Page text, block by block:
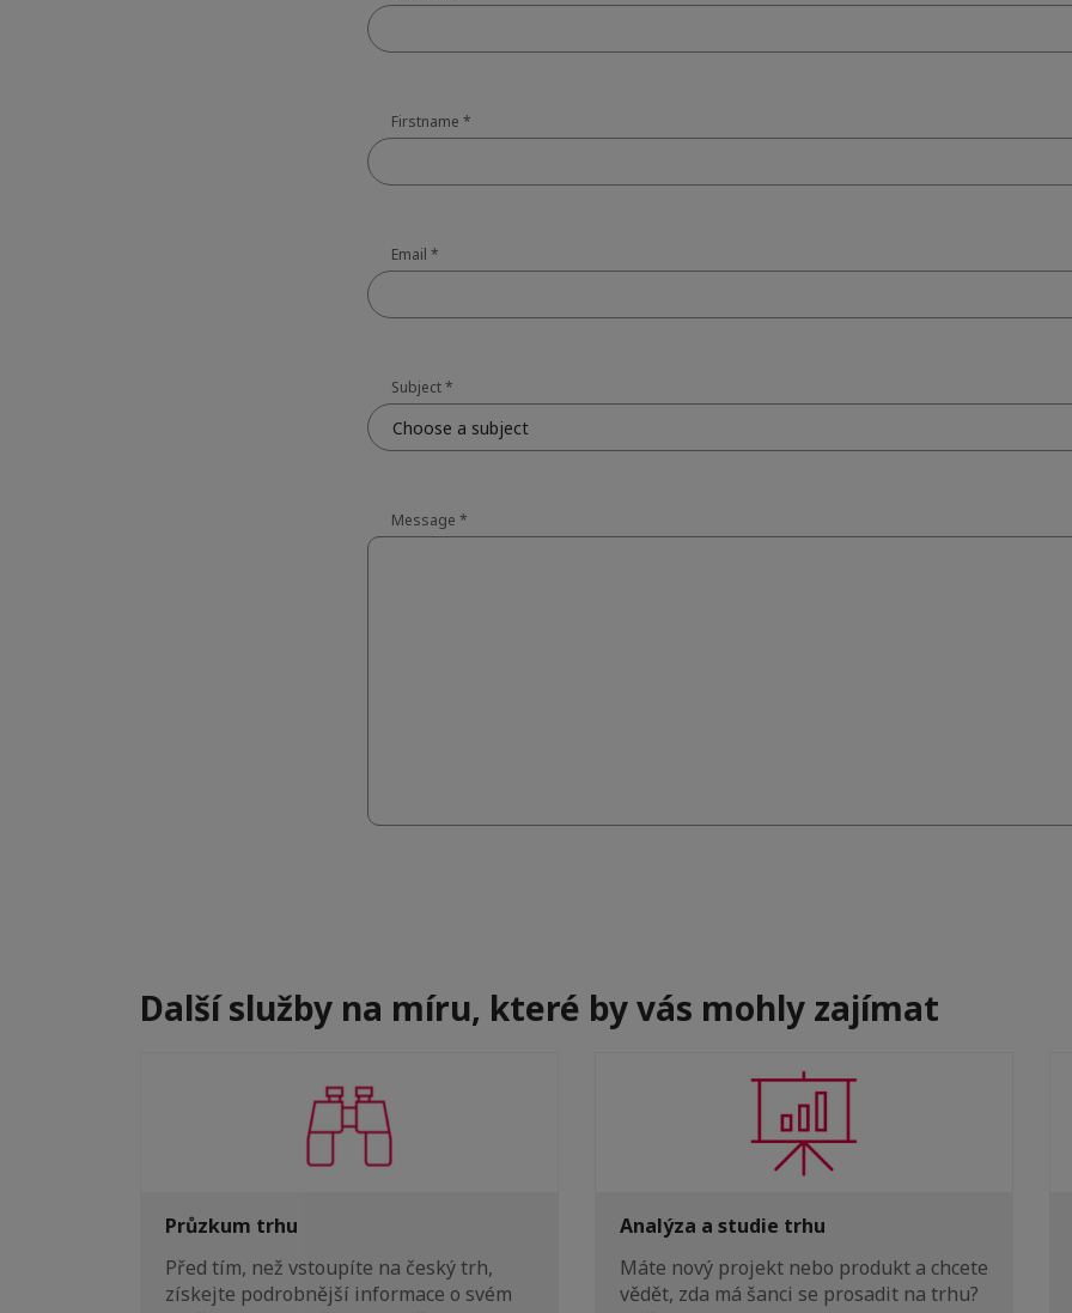
Firstname *
Email *
Subject*
Choose a subject
Message *
Další služby na míru, které by vás mohly zajímat
Průzkum trhu
Před tím, než vstoupíte na český trh,
získejte podrobnější informace o svém
Analýza a studie trhu
Máte nový projekt nebo produkt a chcete
vědět, zda má šanci se prosadit na trhu?